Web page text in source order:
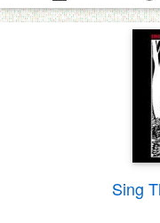
Sing